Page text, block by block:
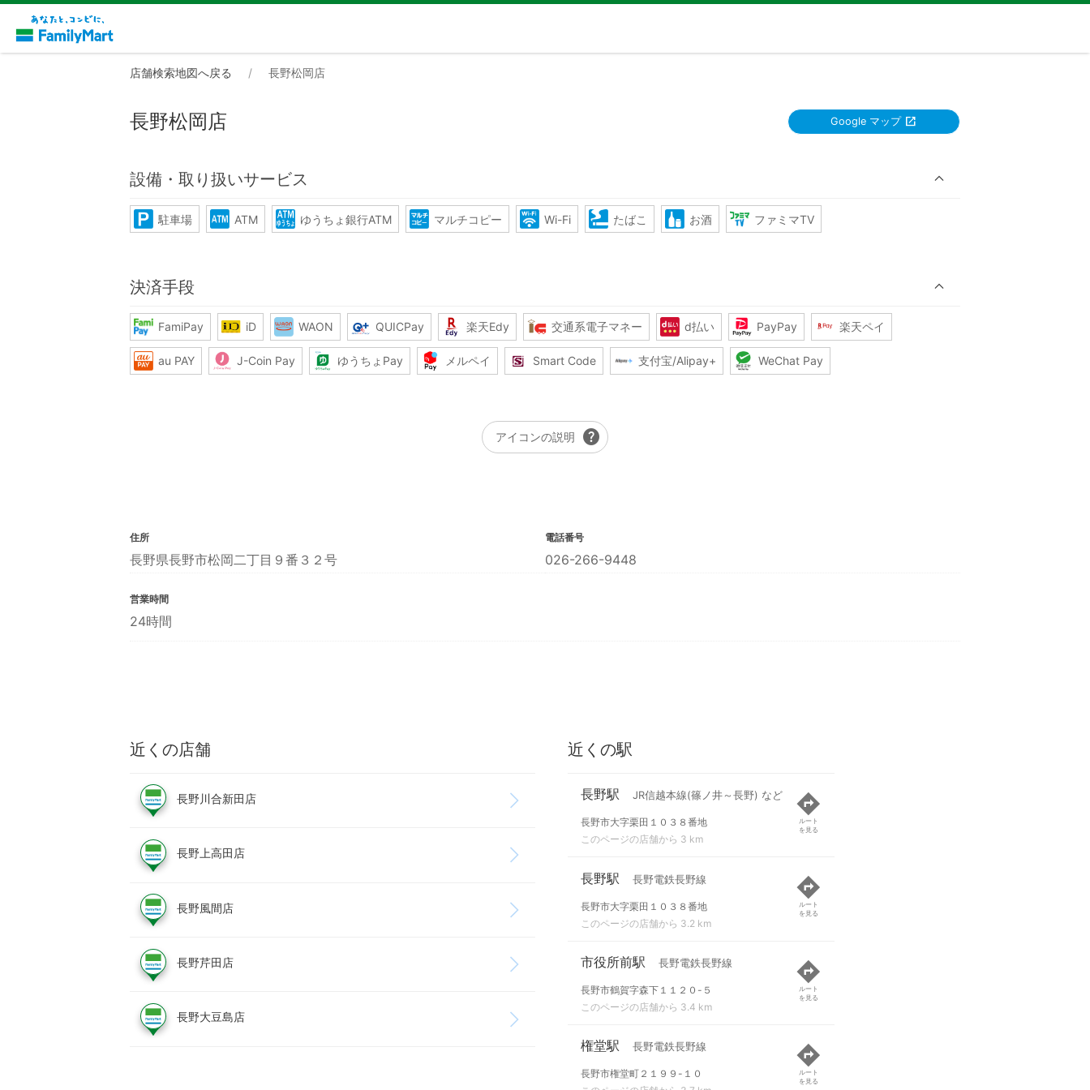
店舗検索地図へ戻る 長野松岡店
長野松岡店 Google マップ
設備・取り扱いサービス
駐車場 ATM ゆうちょ銀行ATM マルチコピー Wi-Fi たばこ お酒 ファミマTV
決済手段
FamiPay iD WAON QUICPay 楽天Edy 交通系電子マネー d払い PayPay 楽天ペイ
au PAY J-Coin Pay ゆうちょPay メルペイ Smart Code 支付宝/Alipay+ WeChat Pay
アイコンの説明 help
住所
長野県長野市松岡二丁目９番３２号
電話番号
026-266-9448
営業時間
24時間
近くの店舗
長野川合新田店
長野上高田店
長野風間店
長野芹田店
長野大豆島店
近くの駅
長野駅 JR信越本線(篠ノ井～長野) など
長野市大字栗田１０３８番地
このページの店舗から 3 km
ルート
を見る
長野駅 長野電鉄長野線
長野市大字栗田１０３８番地
このページの店舗から 3.2 km
ルート
を見る
市役所前駅 長野電鉄長野線
長野市鶴賀字森下１１２０-５
このページの店舗から 3.4 km
ルート
を見る
権堂駅 長野電鉄長野線
長野市権堂町２１９９-１０
ルート
を見る